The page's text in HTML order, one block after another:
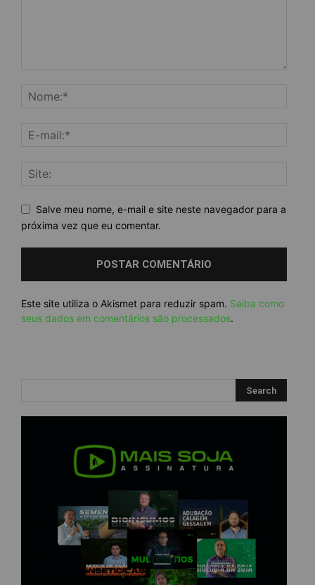
Salve meu nome, e-mail e site neste navegador para a
próxima vez que eu comentar.
Este site utiliza o Akismet para reduzir spam. Saiba como
seus dados em comentários são processados.